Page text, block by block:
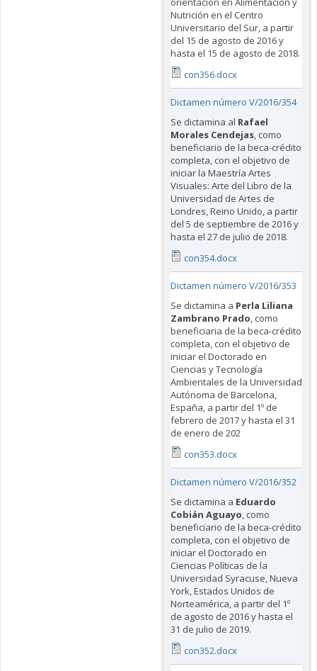
Nutrición en el Centro
Universitario del Sur, a partir
del 15 de agosto de 2016 y
hasta el 15 de agosto de 2018.
con356.docx
Dictamen número V/2016/354
Se dictamina al Rafael
Morales Cendejas, como
beneficiario de la beca-crédito
completa, con el objetivo de
iniciar la Maestría Artes
Visuales: Arte del Libro de la
Universidad de Artes de
Londres, Reino Unido, a partir
del 5 de septiembre de 2016 y
hasta el 27 de julio de 2018.
con354.docx
Dictamen número V/2016/353
Se dictamina a Perla Liliana
Zambrano Prado, como
beneficiaria de la beca-crédito
completa, con el objetivo de
iniciar el Doctorado en
Ciencias y Tecnología
Ambientales de la Universidad
Autónoma de Barcelona,
España, a partir del 1º de
febrero de 2017 y hasta el 31
de enero de 202
con353.docx
Dictamen número V/2016/352
Se dictamina a Eduardo
Cobián Aguayo, como
beneficiario de la beca-crédito
completa, con el objetivo de
iniciar el Doctorado en
Ciencias Políticas de la
Universidad Syracuse, Nueva
York, Estados Unidos de
Norteamérica, a partir del 1º
de agosto de 2016 y hasta el
31 de julio de 2019.
con352.docx